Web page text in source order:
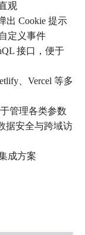
观
出 Cookie 提示
定义事件
接口，便于
、Vercel 等多
管理各类参数
据安全与跨域访
成方案